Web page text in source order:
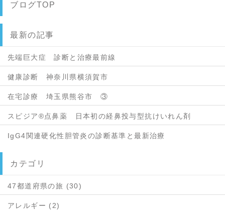
ブログTOP
最新の記事
先端巨大症 診断と治療最前線
健康診断 神奈川県横須賀市
在宅診療 埼玉県熊谷市 ③
スピジア®点鼻薬 日本初の経鼻投与型抗けいれん剤
IgG4関連硬化性胆管炎の診断基準と最新治療
カテゴリ
47都道府県の旅 (30)
アレルギー (2)